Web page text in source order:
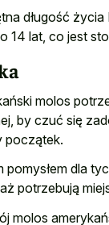
długość
14 lat, co jest
molos
by czuć się
początek.
pomysłem dla
potrzebują
molos